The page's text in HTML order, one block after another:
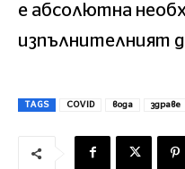
е абсолютна
изпълнителният
TAGS COVID вода здраве